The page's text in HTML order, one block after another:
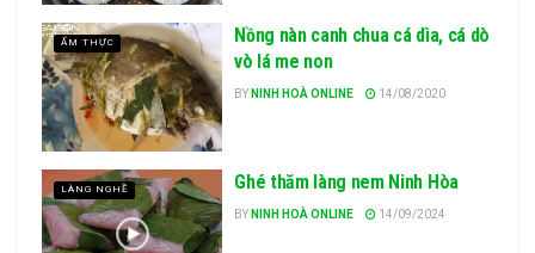
ẨM THỰC
Nồng nàn canh chua cá dìa, cá dò
vò lá me non
BY NINH HOÀ ONLINE 14/08/2020
LÀNG NGHỀ Ghé thăm làng nem Ninh Hòa
BY NINH HOÀ ONLINE 14/09/2024